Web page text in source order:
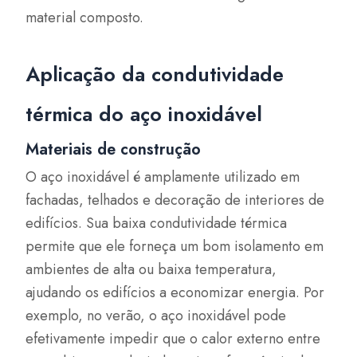
material composto.
Aplicação da condutividade
térmica do aço inoxidável
Materiais de construção
O aço inoxidável é amplamente utilizado em
fachadas, telhados e decoração de interiores de
edifícios. Sua baixa condutividade térmica
permite que ele forneça um bom isolamento em
ambientes de alta ou baixa temperatura,
ajudando os edifícios a economizar energia. Por
exemplo, no verão, o aço inoxidável pode
efetivamente impedir que o calor externo entre